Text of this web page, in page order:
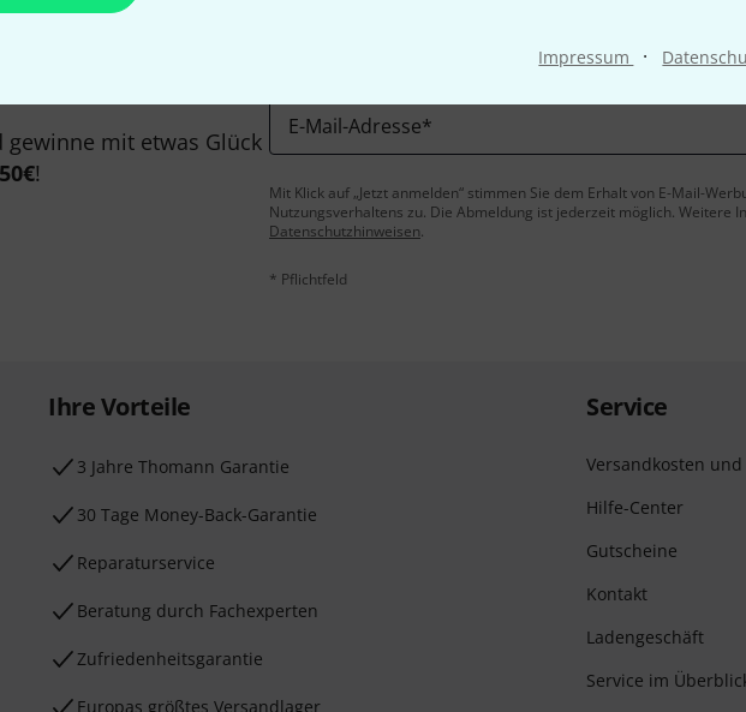
Impressum ·
mit etwas Glück
50€!
E-Mail-Adresse*
Mit Klick auf „Jetzt anmelden“ stimmen Sie dem Erhalt von E-Mail-
Nutzungsverhaltens zu. Die Abmeldung ist jederzeit möglich. Weitere
Datenschutzhinweisen.
* Pflichtfeld
Ihre Vorteile
3 Jahre Thomann Garantie
30 Tage Money-Back-Garantie
Reparaturservice
Beratung durch Fachexperten
Zufriedenheitsgarantie
Europas größtes Versandlager
Service
Versandkosten
Hilfe-Center
Gutscheine
Kontakt
Ladengeschäft
Service im